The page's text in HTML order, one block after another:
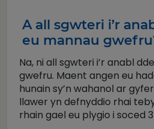
A all sgwteri i’r
eu mannau
Na, ni all sgwteri i’r anabl
gwefru. Maent angen eu
hunain sy’n wahanol ar
llawer yn defnyddio rhai
rhain gael eu plygio i soced